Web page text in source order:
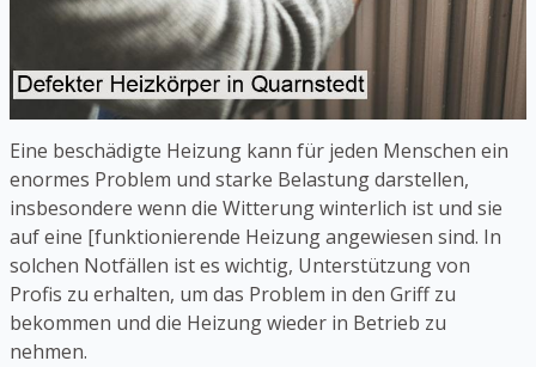
Eine beschädigte Heizung kann für jeden Menschen ein
enormes Problem und starke Belastung darstellen,
insbesondere wenn die Witterung winterlich ist und sie
auf eine [funktionierende Heizung angewiesen sind. In
solchen Notfällen ist es wichtig, Unterstützung von
Profis zu erhalten, um das Problem in den Griff zu
bekommen und die Heizung wieder in Betrieb zu
nehmen.